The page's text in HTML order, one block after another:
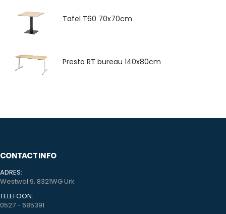
Tafel T60 70x70cm
Presto RT bureau 140x80cm
CONTACT INFO
ADRES:
Westwal 9, 8321WG Urk
TELEFOON:
0527 - 685391